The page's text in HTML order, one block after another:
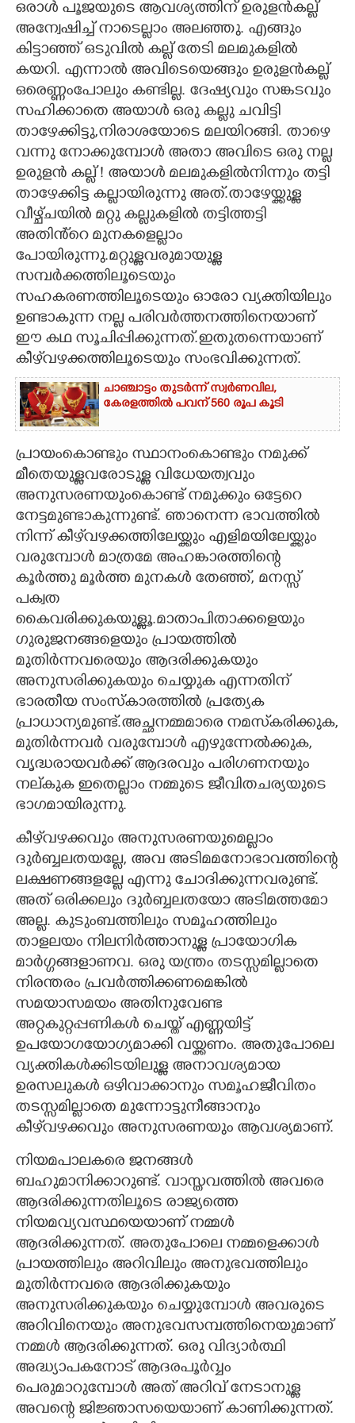
CARTOONS
LITERATURE
ZOOM
CONTACT US
ഒരാൾ പൂജയുടെ ആവശ്യത്തിന് ഉരുളൻകല്ല്
അന്വേഷിച്ച് നാടെല്ലാം അലഞ്ഞു. എങ്ങും
കിട്ടാഞ്ഞ് ഒടുവിൽ കല്ല് തേടി മലമുകളിൽ
കയറി. എന്നാൽ അവിടെയെങ്ങും ഉരുളൻകല്ല്
ഒരെണ്ണംപോലും കണ്ടില്ല. ദേഷ്യവും സങ്കടവും
സഹിക്കാതെ അയാൾ ഒരു കല്ലു ചവിട്ടി
താഴേക്കിട്ടു,നിരാശയോടെ മലയിറങ്ങി. താഴെ
വന്നു നോക്കുമ്പോൾ അതാ അവിടെ ഒരു നല്ല
ഉരുളൻ കല്ല് ! അയാൾ മലമുകളിൽനിന്നും തട്ടി
താഴേക്കിട്ട കല്ലായിരുന്നു അത്.താഴേയ്ക്കുള്ള
വീഴ്ച്‌ചയിൽ മറ്റു കല്ലുകളിൽ തട്ടിത്തട്ടി
അതിൻ്റെ മുനകളെല്ലാം
പോയിരുന്നു.മറ്റുള്ളവരുമായുള്ള
സമ്പർക്കത്തിലൂടെയും
സഹകരണത്തിലൂടെയും ഓരോ വ്യക്തിയിലും
ഉണ്ടാകുന്ന നല്ല പരിവർത്തനത്തിനെയാണ്
ഈ കഥ സൂചിപ്പിക്കുന്നത്.ഇതുതന്നെയാണ്
കീഴ്‌വഴക്കത്തിലൂടെയും സംഭവിക്കുന്നത്.
ചാഞ്ചാട്ടം തുടർന്ന് സ്വർണവില,
കേരളത്തിൽ പവന് 560 രൂപ കൂടി
പ്രായംകൊണ്ടും സ്ഥാനംകൊണ്ടും നമുക്ക്
മീതെയുള്ളവരോടുള്ള വിധേയത്വവും
അനുസരണയുംകൊണ്ട് നമുക്കും ഒട്ടേറെ
നേട്ടമുണ്ടാകുന്നുണ്ട്. ഞാനെന്ന ഭാവത്തിൽ
നിന്ന് കീഴ്‌വഴക്കത്തിലേയ്ക്കും എളിമയിലേയ്ക്കും
വരുമ്പോൾ മാത്രമേ അഹങ്കാരത്തിന്റെ
കൂർത്തു മൂർത്ത മുനകൾ തേഞ്ഞ്, മനസ്സ്
പക്വത
കൈവരിക്കുകയുള്ളൂ.മാതാപിതാക്കളെയും
ഗുരുജനങ്ങളെയും പ്രായത്തിൽ
മുതിർന്നവരെയും ആദരിക്കുകയും
അനുസരിക്കുകയും ചെയ്യുക എന്നതിന്
ഭാരതീയ സംസ്കാരത്തിൽ പ്രത്യേക
പ്രാധാന്യമുണ്ട്.അച്ഛനമ്മമാരെ നമസ്‌കരിക്കുക,
മുതിർന്നവർ വരുമ്പോൾ എഴുന്നേൽക്കുക,
വൃദ്ധരായവർക്ക് ആദരവും പരിഗണനയും
നല്‌കുക ഇതെല്ലാം നമ്മുടെ ജീവിതചര്യയുടെ
ഭാഗമായിരുന്നു.
കീഴ്‌വഴക്കവും അനുസരണയുമെല്ലാം
ദുർബ്ബലതയല്ലേ, അവ അടിമമനോഭാവത്തിന്റെ
ലക്ഷണങ്ങളല്ലേ എന്നു ചോദിക്കുന്നവരുണ്ട്.
അത് ഒരിക്കലും ദുർബ്ബലതയോ അടിമത്തമോ
അല്ല. കുടുംബത്തിലും സമൂഹത്തിലും
താളലയം നിലനിർത്താനുള്ള പ്രായോഗിക
മാർഗ്ഗങ്ങളാണവ. ഒരു യന്ത്രം തടസ്സമില്ലാതെ
നിരന്തരം പ്രവർത്തിക്കണമെങ്കിൽ
സമയാസമയം അതിനുവേണ്ട
അറ്റകുറ്റപ്പണികൾ ചെയ്ത്‌ എണ്ണയിട്ട്
ഉപയോഗയോഗ്യമാക്കി വയ്ക്കണം. അതുപോലെ
വ്യക്തികൾക്കിടയിലുള്ള അനാവശ്യമായ
ഉരസലുകൾ ഒഴിവാക്കാനും സമൂഹജീവിതം
തടസ്സമില്ലാതെ മുന്നോട്ടുനീങ്ങാനും
കീഴ്‌വഴക്കവും അനുസരണയും ആവശ്യമാണ്.
നിയമപാലകരെ ജനങ്ങൾ
ബഹുമാനിക്കാറുണ്ട്. വാസ്ത‌വത്തിൽ അവരെ
ആദരിക്കുന്നതിലൂടെ രാജ്യത്തെ
നിയമവ്യവസ്ഥയെയാണ് നമ്മൾ
ആദരിക്കുന്നത്. അതുപോലെ നമ്മളെക്കാൾ
പ്രായത്തിലും അറിവിലും അനുഭവത്തിലും
മുതിർന്നവരെ ആദരിക്കുകയും
അനുസരിക്കുകയും ചെയ്യുമ്പോൾ അവരുടെ
അറിവിനെയും അനുഭവസമ്പത്തിനെയുമാണ്
നമ്മൾ ആദരിക്കുന്നത്. ഒരു വിദ്യാർത്ഥി
അദ്ധ്യാപകനോട് ആദരപൂർവ്വം
പെരുമാറുമ്പോൾ അത് അറിവ് നേടാനുള്ള
അവന്റെ ജിജ്ഞാസയെയാണ് കാണിക്കുന്നത്.